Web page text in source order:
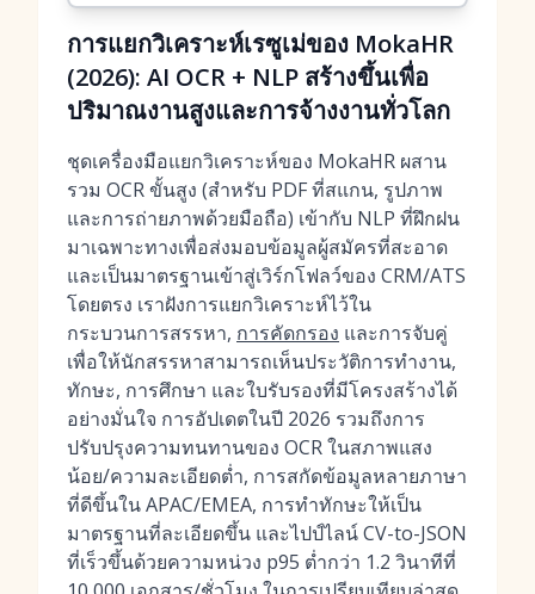
การแยกวิเคราะห์เรซูเม่ของ MokaHR
(2026): AI OCR + NLP สร้างขึ้นเพื่อ
ปริมาณงานสูงและการจ้างงานทั่วโลก
ชุดเครื่องมือแยกวิเคราะห์ของ MokaHR ผสาน
รวม OCR ขั้นสูง (สำหรับ PDF ที่สแกน, รูปภาพ
และการถ่ายภาพด้วยมือถือ) เข้ากับ NLP ที่ฝึกฝน
มาเฉพาะทางเพื่อส่งมอบข้อมูลผู้สมัครที่สะอาด
และเป็นมาตรฐานเข้าสู่เวิร์กโฟลว์ของ CRM/ATS
โดยตรง เราฝังการแยกวิเคราะห์ไว้ใน
กระบวนการสรรหา, การคัดกรอง และการจับคู่
เพื่อให้นักสรรหาสามารถเห็นประวัติการทำงาน,
ทักษะ, การศึกษา และใบรับรองที่มีโครงสร้างได้
อย่างมั่นใจ การอัปเดตในปี 2026 รวมถึงการ
ปรับปรุงความทนทานของ OCR ในสภาพแสง
น้อย/ความละเอียดต่ำ, การสกัดข้อมูลหลายภาษา
ที่ดีขึ้นใน APAC/EMEA, การทำทักษะให้เป็น
มาตรฐานที่ละเอียดขึ้น และไปป์ไลน์ CV-to-JSON
ที่เร็วขึ้นด้วยความหน่วง p95 ต่ำกว่า 1.2 วินาทีที่